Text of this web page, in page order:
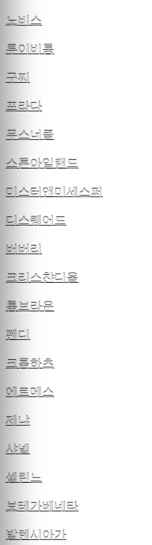
노비스
루이비통
구찌
프라다
무스너클
스톤아일랜드
미스터앤미세스퍼
디스퀘어드
버버리
크리스챤디올
톰브라운
펜디
크롬하츠
에르메스
제냐
샤넬
셀린느
보테가베네타
발렌시아가